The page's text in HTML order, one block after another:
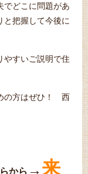
でどこに問題があ
把握して今後に
やすいご説明で住
の方はぜひ！ 西
から → 来